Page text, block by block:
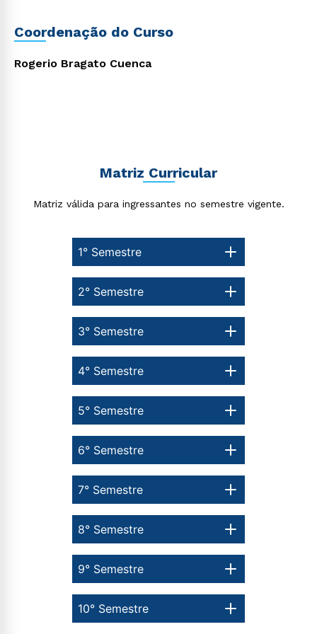
Coordenação do Curso
Rogerio Bragato Cuenca
Matriz Curricular
Matriz válida para ingressantes no semestre vigente.
1° Semestre
10° Semestre
9° Semestre
8° Semestre
7° Semestre
6° Semestre
5° Semestre
4° Semestre
3° Semestre
2° Semestre
autorizo que meus dados sejam utilizados para o
envio de conteúdos da Cruzeiro do Sul.